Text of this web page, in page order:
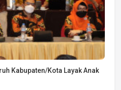
Kabupaten/Kota Layak Anak